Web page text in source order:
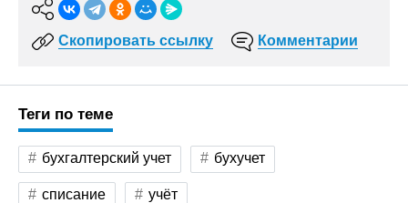
Скопировать ссылку Комментарии
Теги по теме
бухгалтерский учет бухучет
списание учёт